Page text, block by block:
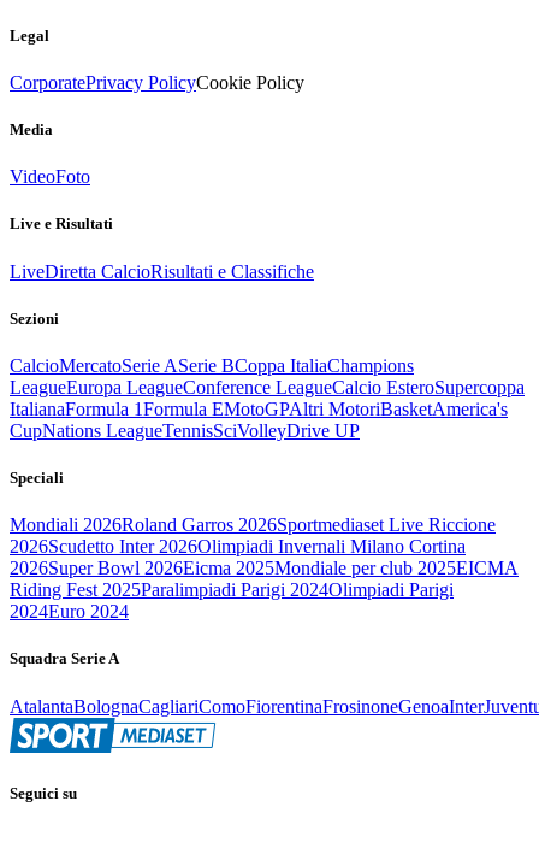
Legal
CorporatePrivacy PolicyCookie Policy
Media
VideoFoto
Live e Risultati
LiveDiretta CalcioRisultati e Classifiche
Sezioni
CalcioMercatoSerie ASerie BCoppa ItaliaChampions
LeagueEuropa LeagueConference LeagueCalcio EsteroSupercoppa
ItalianaFormula 1Formula EMotoGPAltri MotoriBasketAmerica's
CupNations LeagueTennisSciVolleyDrive UP
Speciali
Mondiali 2026Roland Garros 2026Sportmediaset Live Riccione
2026Scudetto Inter 2026Olimpiadi Invernali Milano Cortina
2026Super Bowl 2026Eicma 2025Mondiale per club 2025EICMA
Riding Fest 2025Paralimpiadi Parigi 2024Olimpiadi Parigi
2024Euro 2024
Squadra Serie A
AtalantaBolognaCagliariComoFiorentinaFrosinoneGenoaInter
Seguici su